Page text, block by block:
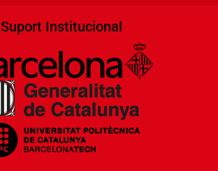
Suport Institucional